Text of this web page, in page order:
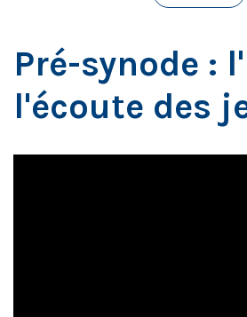
Pré-synode :
l'écoute des